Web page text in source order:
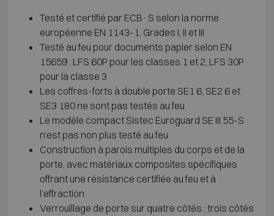
Testé et certifié par ECB·S selon la norme
européenne EN 1143-1, Grades I, II et III
Testé au feu pour documents papier selon EN
15659 : LFS 60P pour les classes 1 et 2, LFS 30P
pour la classe 3
Les coffres-forts à double porte SE1 6, SE2 6 et
SE3 180 ne sont pas testés au feu
Le modèle compact Sistec Euroguard SE III 55-S
n’est pas non plus testé au feu
Construction à parois multiples du corps et de la
porte, avec matériaux composites spécifiques
offrant une résistance certifiée au feu et à
l’effraction
Verrouillage de porte sur quatre côtés : trois côtés